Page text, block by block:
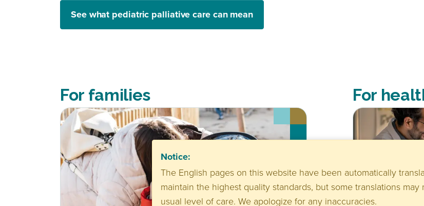
Notice:
The English pages on this website have been automatically
maintain the highest quality standards, but some translations
usual level of care. We apologize for any inaccuracies.
See what pediatric palliative care can mean
For families For